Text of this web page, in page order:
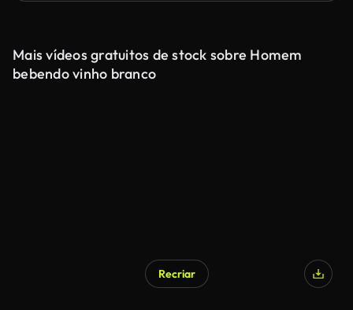
Mais vídeos gratuitos de stock sobre Homem
bebendo vinho branco
Recriar